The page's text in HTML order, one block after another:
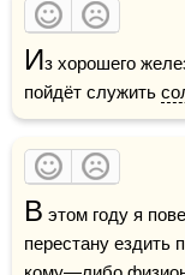
Из хорошего
пойдёт служить
В этом году я
перестану ездить